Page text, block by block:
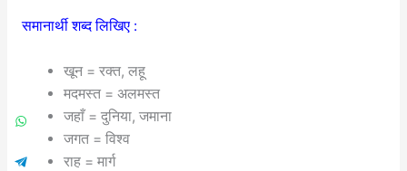
समानार्थी शब्द लिखिए :
खून = रक्त, लहू
मदमस्त = अलमस्त
जहाँ = दुनिया, जमाना
जगत = विश्व
राह = मार्ग